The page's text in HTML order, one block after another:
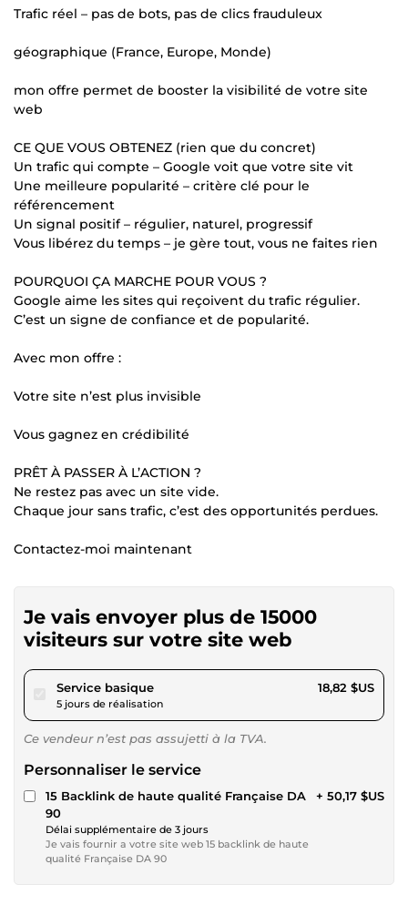
Trafic réel – pas de bots, pas de clics frauduleux
géographique (France, Europe, Monde)
mon offre permet de booster la visibilité de votre site
web
CE QUE VOUS OBTENEZ (rien que du concret)
Un trafic qui compte – Google voit que votre site vit
Une meilleure popularité – critère clé pour le
référencement
Un signal positif – régulier, naturel, progressif
Vous libérez du temps – je gère tout, vous ne faites rien
POURQUOI ÇA MARCHE POUR VOUS ?
Google aime les sites qui reçoivent du trafic régulier.
C’est un signe de confiance et de popularité.
Avec mon offre :
Votre site n’est plus invisible
Vous gagnez en crédibilité
PRÊT À PASSER À L’ACTION ?
Ne restez pas avec un site vide.
Chaque jour sans trafic, c’est des opportunités perdues.
Contactez-moi maintenant
Je vais envoyer plus de 15000
visiteurs sur votre site web
Service basiquepour 17,34 $US
5 jours de réalisation
18,82 $US
Ce vendeur n’est pas assujetti à la TVA.
Personnaliser le service
15 Backlink de haute qualité Française DA
90
Délai supplémentaire de 3 jours
Je vais fournir a votre site web 15 backlink de haute
qualité Française DA 90
+ 50,17 $US